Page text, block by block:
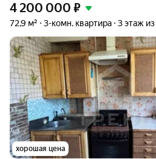
4 200 000 ₽
72,9 м² 3-комн. квартира 3 этаж из
хорошая цена